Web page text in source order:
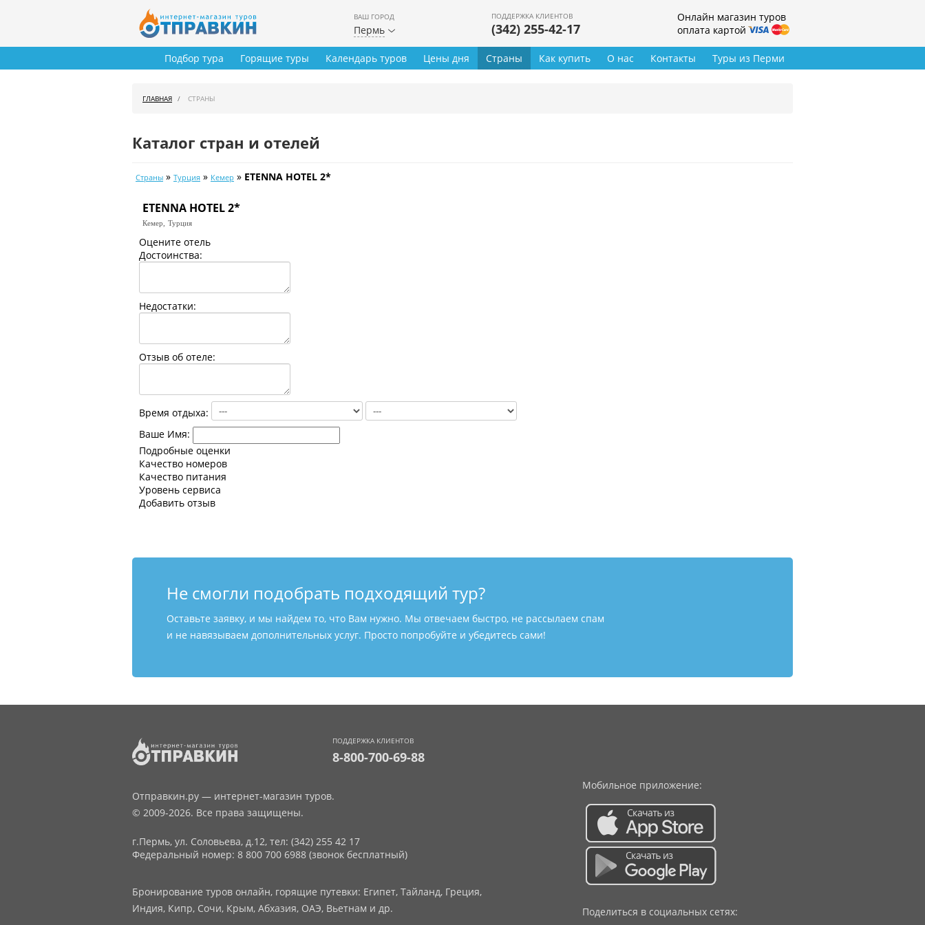
ВАШ ГОРОД
Пермь
ПОДДЕРЖКА КЛИЕНТОВ
(342) 255-42-17
Онлайн магазин туров
оплата картой
Туры из Перми
Подбор тура Горящие туры Календарь туров Цены дня Страны Как купить О нас Контакты
ГЛАВНАЯ СТРАНЫ
Каталог стран и отелей
Страны » Турция » Кемер » ETENNA HOTEL 2*
ETENNA HOTEL 2*
Кемер, Турция
Оцените отель
Достоинства:
Недостатки:
Отзыв об отеле:
Время отдыха:
Ваше Имя:
Подробные оценки
Качество номеров
Качество питания
Уровень сервиса
Добавить отзыв
Не смогли подобрать подходящий тур?
Оставьте заявку, и мы найдем то, что Вам нужно. Мы отвечаем быстро, не рассылаем спам
и не навязываем дополнительных услуг. Просто попробуйте и убедитесь сами!
ПОДДЕРЖКА КЛИЕНТОВ
8-800-700-69-88
Отправкин.ру — интернет-магазин туров.
© 2009-2026. Все права защищены.
г.Пермь, ул. Соловьева, д.12, тел: (342) 255 42 17
Федеральный номер: 8 800 700 6988 (звонок бесплатный)
Бронирование туров онлайн, горящие путевки: Египет, Тайланд, Греция,
Индия, Кипр, Сочи, Крым, Абхазия, ОАЭ, Вьетнам и др.
Мобильное приложение:
Поделиться в социальных сетях: